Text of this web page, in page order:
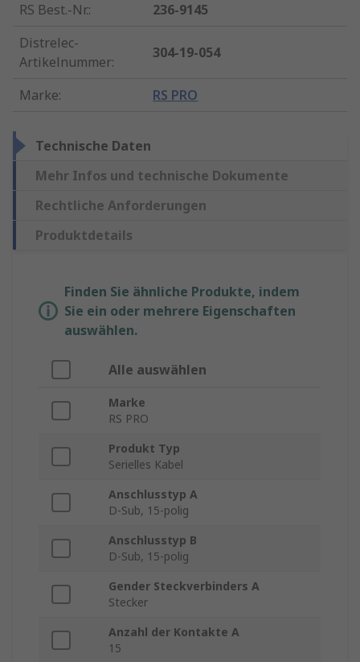
RS Best.-Nr.:
236-9145
Distrelec-
Artikelnummer:
304-19-054
Marke: RS PRO
Technische Daten
Mehr Infos und technische Dokumente
Rechtliche Anforderungen
Produktdetails
Finden Sie ähnliche Produkte, indem
Sie ein oder mehrere Eigenschaften
auswählen.
Alle auswählen
Marke
RS PRO
Produkt Typ
Serielles Kabel
Anschlusstyp A
D-Sub, 15-polig
Anschlusstyp B
D-Sub, 15-polig
Gender Steckverbinders A
Stecker
Anzahl der Kontakte A
15